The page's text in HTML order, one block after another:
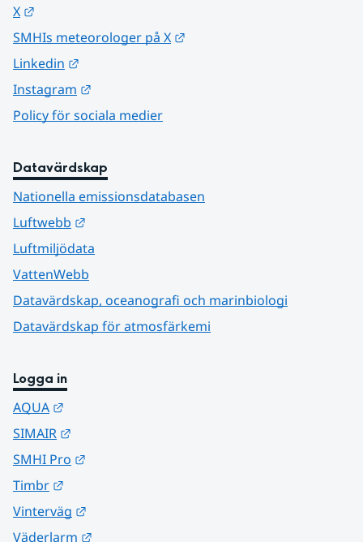
X
SMHIs meteorologer på X
Linkedin
Instagram
Policy för sociala medier
Datavärdskap
Nationella emissionsdatabasen
Luftwebb
Luftmiljödata
VattenWebb
Datavärdskap, oceanografi och marinbiologi
Datavärdskap för atmosfärkemi
Logga in
AQUA
SIMAIR
SMHI Pro
Timbr
Vinterväg
Väderlarm